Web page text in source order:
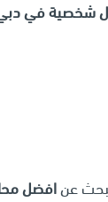
شخصية في
عنافضل